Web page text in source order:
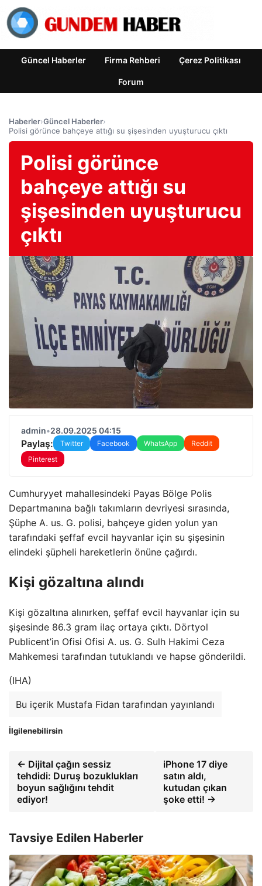
Güncel Haberler Firma Rehberi Çerez Politikası
Forum
Haberler›Güncel Haberler›
Polisi görünce bahçeye attığı su şişesinden uyuşturucu çıktı
Polisi görünce
bahçeye attığı su
şişesinden uyuşturucu
çıktı
admin•28.09.2025 04:15
Paylaş: Twitter Facebook WhatsApp
Reddit
Pinterest
Cumhuryyet mahallesindeki Payas Bölge Polis
Departmanına bağlı takımların devriyesi sırasında,
Şüphe A. us. G. polisi, bahçeye giden yolun yan
tarafındaki şeffaf evcil hayvanlar için su şişesinin
elindeki şüpheli hareketlerin önüne çağırdı.
Kişi gözaltına alındı
Kişi gözaltına alınırken, şeffaf evcil hayvanlar için su
şişesinde 86.3 gram ilaç ortaya çıktı. Dörtyol
Publicent’in Ofisi Ofisi A. us. G. Sulh Hakimi Ceza
Mahkemesi tarafından tutuklandı ve hapse gönderildi.
(IHA)
Bu içerik Mustafa Fidan tarafından yayınlandı
İlgilenebilirsin
← Dijital çağın sessiz
tehdidi: Duruş bozuklukları
boyun sağlığını tehdit
ediyor!
iPhone 17 diye
satın aldı,
kutudan çıkan
şoke etti! →
Tavsiye Edilen Haberler